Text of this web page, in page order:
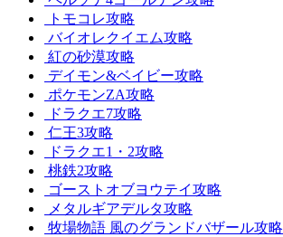
トモコレ攻略
バイオレクイエム攻略
紅の砂漠攻略
デイモン&ベイビー攻略
ポケモンZA攻略
ドラクエ7攻略
仁王3攻略
ドラクエ1・2攻略
桃鉄2攻略
ゴーストオブヨウテイ攻略
メタルギアデルタ攻略
牧場物語 風のグランドバザール攻略